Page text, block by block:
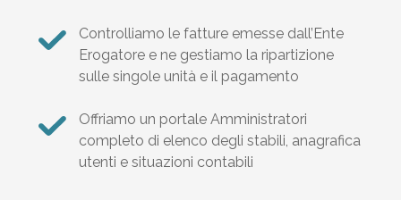
Controlliamo le fatture emesse dall’Ente
Erogatore e ne gestiamo la ripartizione
sulle singole unità e il pagamento
Offriamo un portale Amministratori
completo di elenco degli stabili, anagrafica
utenti e situazioni contabili